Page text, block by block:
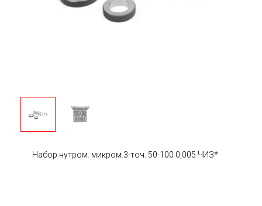
Набор нутром. микром.3-точ. 50-100 0,005 ЧИЗ*